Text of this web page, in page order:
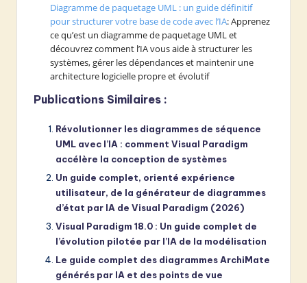
Diagramme de paquetage UML : un guide définitif
pour structurer votre base de code avec l’IA: Apprenez
ce qu’est un diagramme de paquetage UML et
découvrez comment l’IA vous aide à structurer les
systèmes, gérer les dépendances et maintenir une
architecture logicielle propre et évolutif
Publications Similaires :
Révolutionner les diagrammes de séquence
UML avec l’IA : comment Visual Paradigm
accélère la conception de systèmes
Un guide complet, orienté expérience
utilisateur, de la générateur de diagrammes
d’état par IA de Visual Paradigm (2026)
Visual Paradigm 18.0 : Un guide complet de
l’évolution pilotée par l’IA de la modélisation
Le guide complet des diagrammes ArchiMate
générés par IA et des points de vue